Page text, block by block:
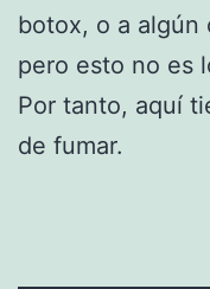
botox, o a algún
pero esto no es
Por tanto, aquí
de fumar.